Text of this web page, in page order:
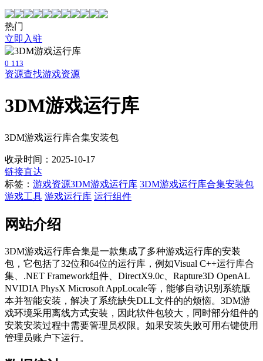
热门
立即入驻
0 113
资源查找游戏资源
3DM游戏运行库
3DM游戏运行库合集安装包
收录时间：2025-10-17
链接直达
标签： 游戏资源3DM游戏运行库 3DM游戏运行库合集安装包
游戏工具 游戏运行库 运行组件
网站介绍
3DM游戏运行库合集是一款集成了多种游戏运行库的安装
包，它包括了32位和64位的运行库，例如Visual C++运行库合
集、.NET Framework组件、DirectX9.0c、Rapture3D OpenAL
NVIDIA PhysX Microsoft AppLocale等，能够自动识别系统版
本并智能安装，解决了系统缺失DLL文件的的烦恼。3DM游
戏环境采用离线方式安装，因此软件包较大，同时部分组件的
安装安装过程中需要管理员权限。如果安装失败可用右键使用
管理员账户下运行。